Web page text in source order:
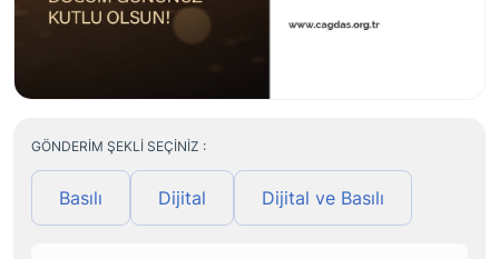
GÖNDERIM ŞEKLI SEÇINIZ :
Basılı Dijital Dijital ve Basılı